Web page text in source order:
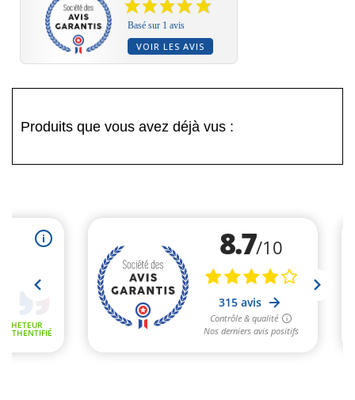
Basé sur 1 avis
VOIR LES AVIS
Produits que vous avez déjà vus :